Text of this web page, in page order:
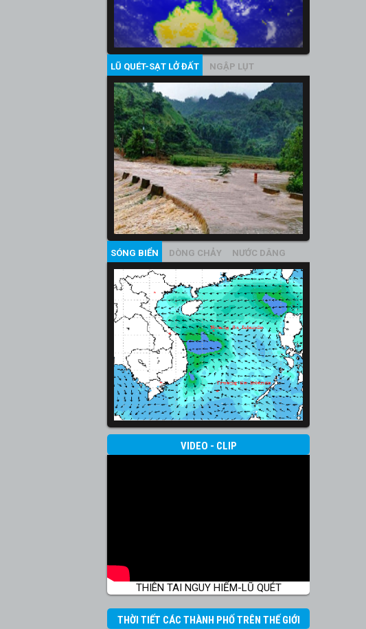
LŨ QUÉT-SẠT LỞ ĐẤT NGẬP LỤT
SÓNG BIỂN DÒNG CHẢY NƯỚC DÂNG
VIDEO - CLIP
THIÊN TAI NGUY HIỂM-LŨ QUÉT
THỜI TIẾT CÁC THÀNH PHỐ TRÊN THẾ GIỚI